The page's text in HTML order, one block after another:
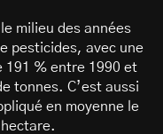
milieu des années
pesticides, avec une
191 % entre 1990 et
tonnes. C’est aussi
en moyenne le